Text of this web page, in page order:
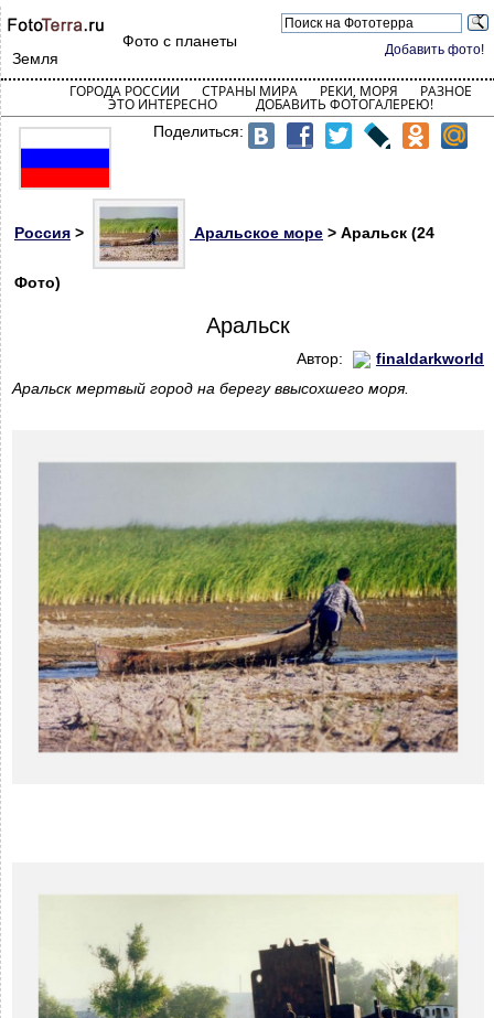
Добавить фото!
Фото с планеты
Земля
ГОРОДА РОССИИ СТРАНЫ МИРА РЕКИ, МОРЯ РАЗНОЕ
ЭТО ИНТЕРЕСНО ДОБАВИТЬ ФОТОГАЛЕРЕЮ!
Поделиться:
Россия > Аральское море > Аральск (24
Фото)
Аральск
Автор:
finaldarkworld
Аральск мертвый город на берегу ввысохшего моря.